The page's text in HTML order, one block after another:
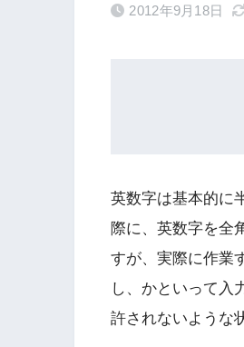
2012年9月18日
英数字は基本的に
際に、英数字を全
すが、実際に作業
し、かといって入
許されないような